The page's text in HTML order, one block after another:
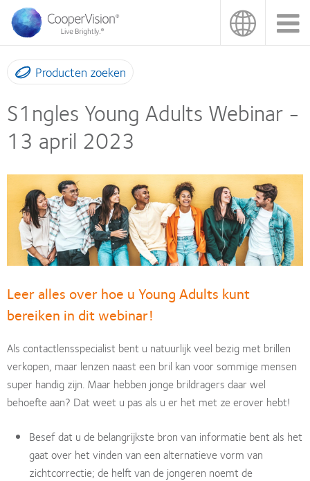
Overslaan
naar
de
inhoud
gaan
Producten zoeken
S1ngles Young Adults Webinar -
13 april 2023
Leer alles over hoe u Young Adults kunt
bereiken in dit webinar!
Als contactlensspecialist bent u natuurlijk veel bezig met brillen
verkopen, maar lenzen naast een bril kan voor sommige mensen
super handig zijn. Maar hebben jonge brildragers daar wel
behoefte aan? Dat weet u pas als u er het met ze erover hebt!
Besef dat u de belangrijkste bron van informatie bent als het
gaat over het vinden van een alternatieve vorm van
zichtcorrectie; de helft van de jongeren noemt de